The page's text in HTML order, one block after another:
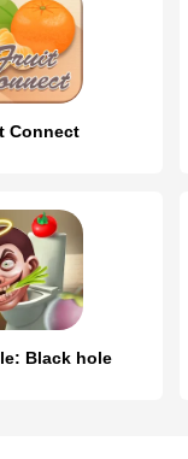
Connect
Black hole